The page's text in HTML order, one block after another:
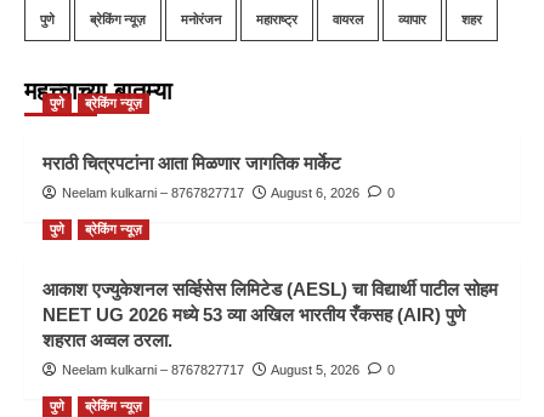
पुणे ब्रेकिंग न्यूज़ मनोरंजन महाराष्ट्र वायरल व्यापार शहर
महत्त्वाच्या बातम्या
पुणे ब्रेकिंग न्यूज़
मराठी चित्रपटांना आता मिळणार जागतिक मार्केट
Neelam kulkarni – 8767827717 August 6, 2026 0
पुणे ब्रेकिंग न्यूज़
आकाश एज्युकेशनल सर्व्हिसेस लिमिटेड (AESL) चा विद्यार्थी पाटील सोहम
NEET UG 2026 मध्ये 53 व्या अखिल भारतीय रँकसह (AIR) पुणे
शहरात अव्वल ठरला.
Neelam kulkarni – 8767827717 August 5, 2026 0
पुणे ब्रेकिंग न्यूज़